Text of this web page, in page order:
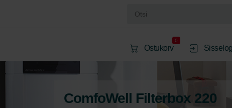
Ostukorv
0
ComfoWell Filterbox 220